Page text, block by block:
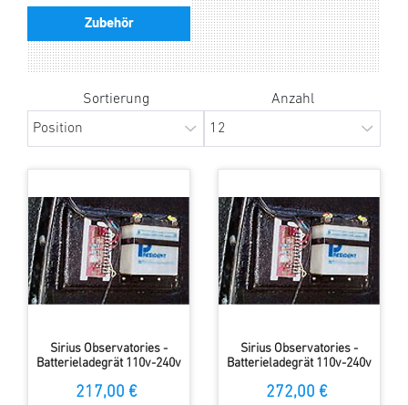
Zubehör
Sortierung Anzahl
Sirius Observatories -
Batterieladegrät 110v-240v
217,00 €
Sirius Observatories -
Batterieladegrät 110v-240v
272,00 €